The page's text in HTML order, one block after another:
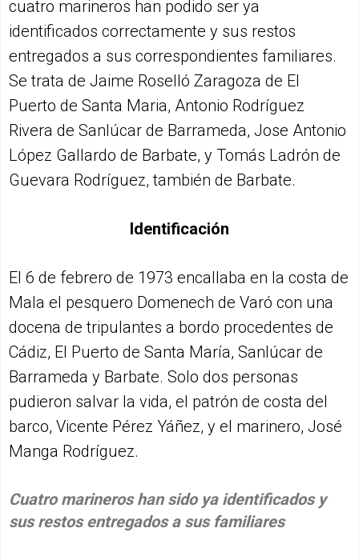
cuatro marineros han podido ser ya
identificados correctamente y sus restos
entregados a sus correspondientes familiares.
Se trata de Jaime Roselló Zaragoza de El
Puerto de Santa Maria, Antonio Rodríguez
Rivera de Sanlúcar de Barrameda, Jose Antonio
López Gallardo de Barbate, y Tomás Ladrón de
Guevara Rodríguez, también de Barbate.
Identificación
El 6 de febrero de 1973 encallaba en la costa de
Mala el pesquero Domenech de Varó con una
docena de tripulantes a bordo procedentes de
Cádiz, El Puerto de Santa María, Sanlúcar de
Barrameda y Barbate. Solo dos personas
pudieron salvar la vida, el patrón de costa del
barco, Vicente Pérez Yáñez, y el marinero, José
Manga Rodríguez.
Cuatro marineros han sido ya identificados y
sus restos entregados a sus familiares